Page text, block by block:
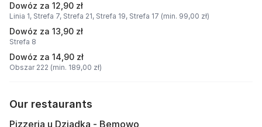
Dowóz za 12,90 zł
Linia 1, Strefa 7, Strefa 21, Strefa 19, Strefa 17 (min. 99,00 zł)
Dowóz za 13,90 zł
Strefa 8
Dowóz za 14,90 zł
Obszar 222 (min. 189,00 zł)
Our restaurants
Pizzeria u Dziadka - Bemowo